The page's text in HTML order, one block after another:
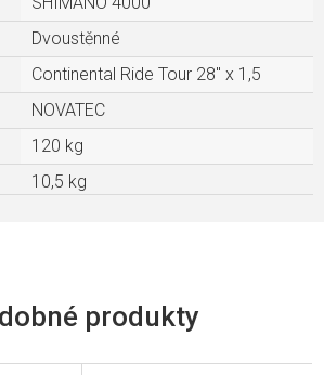
Dvoustěnné
Continental Ride Tour 28" x 1,5
NOVATEC
120 kg
10,5 kg